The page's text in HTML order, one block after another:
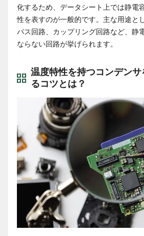
化するため、データシート上では静電
性を表すのが一般的です。主な用途と
パス回路、カップリング回路など、静
ならない回路が挙げられます。
温度特性を持つコンデン
るコツとは？